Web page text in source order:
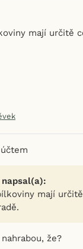
mají určitě
mají
že?